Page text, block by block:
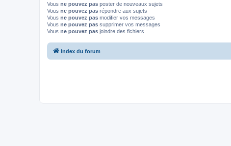
Vous ne pouvez pas poster de nouveaux sujets
Vous ne pouvez pas répondre aux sujets
Vous ne pouvez pas modifier vos messages
Vous ne pouvez pas supprimer vos messages
Vous ne pouvez pas joindre des fichiers
Index du forum